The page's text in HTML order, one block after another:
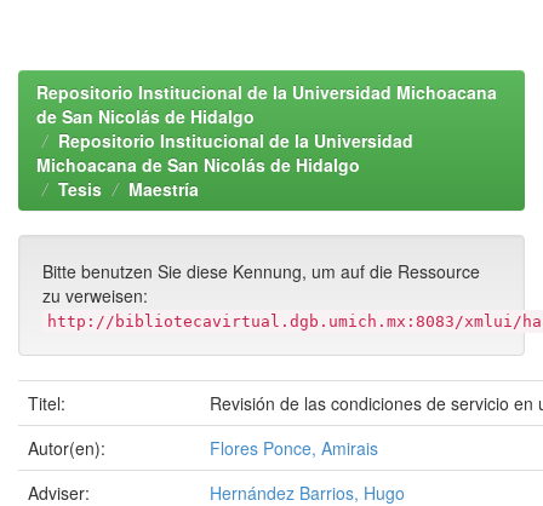
Repositorio Institucional de la Universidad Michoacana
de San Nicolás de Hidalgo
Repositorio Institucional de la Universidad
Michoacana de San Nicolás de Hidalgo
Tesis
Maestría
Bitte benutzen Sie diese Kennung, um auf die Ressource
zu verweisen:
http://bibliotecavirtual.dgb.umich.mx:8083/xmlui/
Titel:
Revisión de las condiciones de servicio en
Autor(en):
Flores Ponce, Amirais
Adviser:
Hernández Barrios, Hugo